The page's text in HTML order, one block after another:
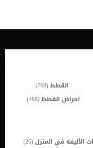
السيئة تظهر بعض الأعراض
فقدان الشهية وفقدان
هامة عن القئ المزمن في
الكلاب : 5 أسباب رئيسية ما هي أسباب تكوين
القطط(768)
امراض القطط(488)
الأليفة في المنزل(26)